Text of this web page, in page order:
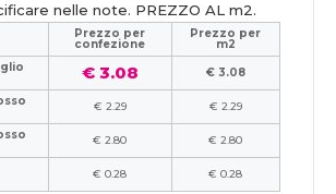
nelle note. PREZZO AL m2.
Prezzo per
confezione
Prezzo per
m2
€ 3.08
€ 3.08
€ 2.29
€ 2.29
€ 2.80
€ 2.80
€ 0.28 € 0.28